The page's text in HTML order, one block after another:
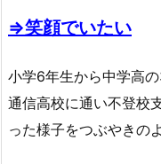
⇒笑顔でいたい
小学6年生から中学高
通信高校に通い不登校
った様子をつぶやきの